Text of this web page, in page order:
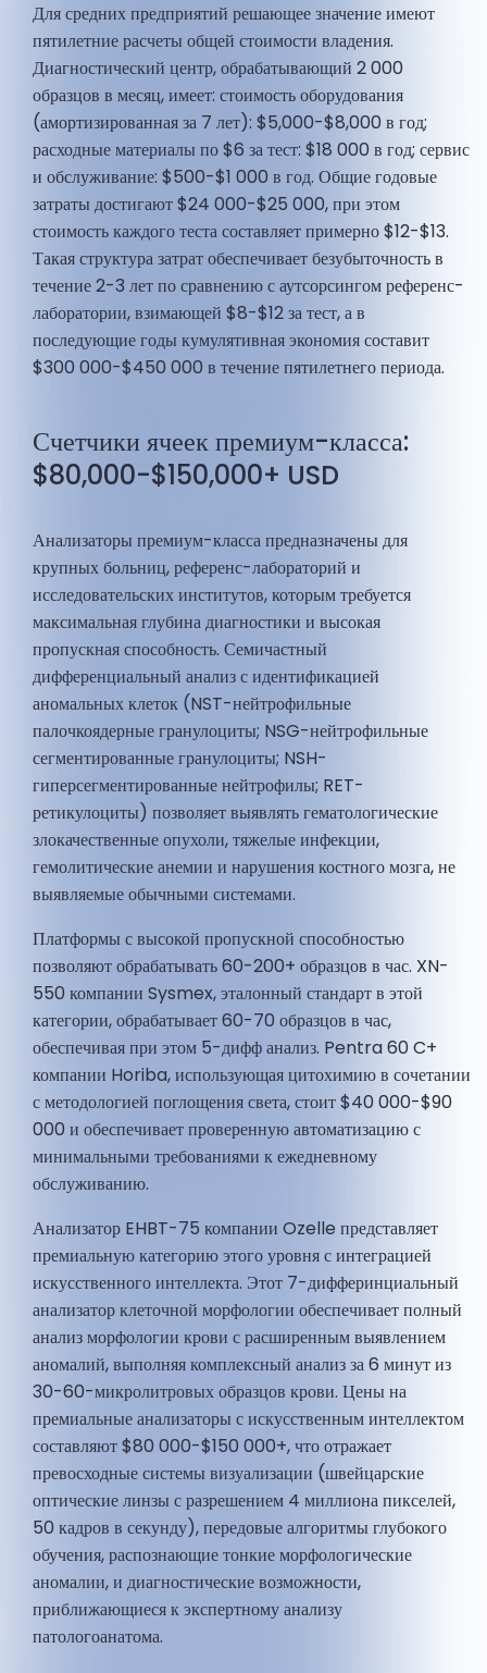
Для средних предприятий решающее значение имеют
пятилетние расчеты общей стоимости владения.
Диагностический центр, обрабатывающий 2 000
образцов в месяц, имеет: стоимость оборудования
(амортизированная за 7 лет): $5,000-$8,000 в год;
расходные материалы по $6 за тест: $18 000 в год; сервис
и обслуживание: $500-$1 000 в год. Общие годовые
затраты достигают $24 000-$25 000, при этом
стоимость каждого теста составляет примерно $12-$13.
Такая структура затрат обеспечивает безубыточность в
течение 2-3 лет по сравнению с аутсорсингом референс-
лаборатории, взимающей $8-$12 за тест, а в
последующие годы кумулятивная экономия составит
$300 000-$450 000 в течение пятилетнего периода.
Счетчики ячеек премиум-класса:
$80,000-$150,000+ USD
Анализаторы премиум-класса предназначены для
крупных больниц, референс-лабораторий и
исследовательских институтов, которым требуется
максимальная глубина диагностики и высокая
пропускная способность. Семичастный
дифференциальный анализ с идентификацией
аномальных клеток (NST-нейтрофильные
палочкоядерные гранулоциты; NSG-нейтрофильные
сегментированные гранулоциты; NSH-
гиперсегментированные нейтрофилы; RET-
ретикулоциты) позволяет выявлять гематологические
злокачественные опухоли, тяжелые инфекции,
гемолитические анемии и нарушения костного мозга, не
выявляемые обычными системами.
Платформы с высокой пропускной способностью
позволяют обрабатывать 60-200+ образцов в час. XN-
550 компании Sysmex, эталонный стандарт в этой
категории, обрабатывает 60-70 образцов в час,
обеспечивая при этом 5-дифф анализ. Pentra 60 C+
компании Horiba, использующая цитохимию в сочетании
с методологией поглощения света, стоит $40 000-$90
000 и обеспечивает проверенную автоматизацию с
минимальными требованиями к ежедневному
обслуживанию.
Анализатор EHBT-75 компании Ozelle представляет
премиальную категорию этого уровня с интеграцией
искусственного интеллекта. Этот 7-дифферинциальный
анализатор клеточной морфологии обеспечивает полный
анализ морфологии крови с расширенным выявлением
аномалий, выполняя комплексный анализ за 6 минут из
30-60-микролитровых образцов крови. Цены на
премиальные анализаторы с искусственным интеллектом
составляют $80 000-$150 000+, что отражает
превосходные системы визуализации (швейцарские
оптические линзы с разрешением 4 миллиона пикселей,
50 кадров в секунду), передовые алгоритмы глубокого
обучения, распознающие тонкие морфологические
аномалии, и диагностические возможности,
приближающиеся к экспертному анализу
патологоанатома.